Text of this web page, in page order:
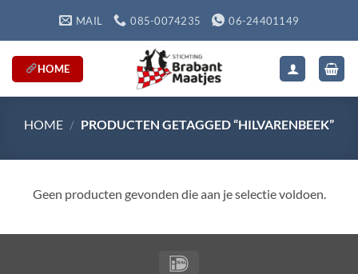
MAIL 085-0074235 06-24401149
HOME
HOME / PRODUCTEN GETAGGED “HILVARENBEEK”
Geen producten gevonden die aan je selectie voldoen.